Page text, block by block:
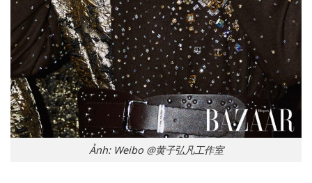
Ảnh: Weibo @黄子弘凡工作室